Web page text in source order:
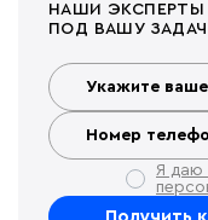
НАШИ ЭКСПЕРТЫ
ПОД ВАШУ
Я даю